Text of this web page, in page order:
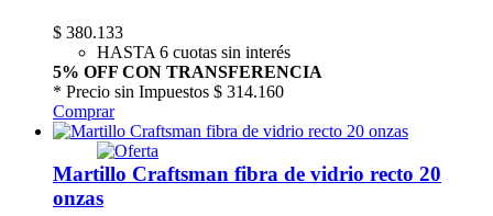
$ 380.133
HASTA 6 cuotas sin interés
5% OFF CON TRANSFERENCIA
* Precio sin Impuestos $ 314.160
Comprar
Martillo Craftsman fibra de vidrio recto 20
onzas